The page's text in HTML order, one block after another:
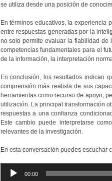
se utiliza desde una posición de
En términos educativos, la experiencia
entre respuestas generadas por la
no solo permite evaluar la fiabilidad de
competencias fundamentales para el
de la información, la interpretación
En conclusión, los resultados indican
comprensión más realista de sus
herramientas como recurso de apoyo,
utilización. La principal transformación
respuestas a una confianza
Este cambio puede interpretarse
relevantes de la investigación.
En esta conversación puedes escuchar
Reproductor
00:00